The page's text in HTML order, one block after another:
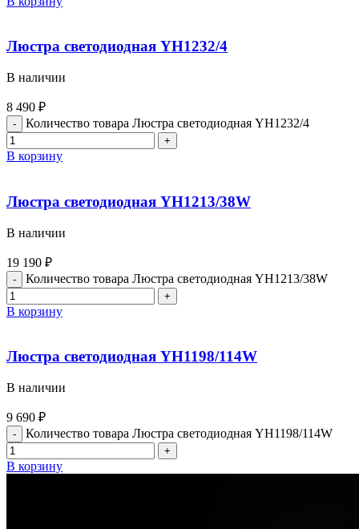
Люстра светодиодная YH1232/4
В наличии
8 490 ₽
Количество товара Люстра светодиодная YH1232/4
В корзину
Люстра светодиодная YH1213/38W
В наличии
19 190 ₽
Количество товара Люстра светодиодная YH1213/38W
В корзину
Люстра светодиодная YH1198/114W
В наличии
9 690 ₽
Количество товара Люстра светодиодная YH1198/114W
В корзину